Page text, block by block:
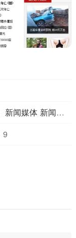
新闻媒体 新闻报刊
9